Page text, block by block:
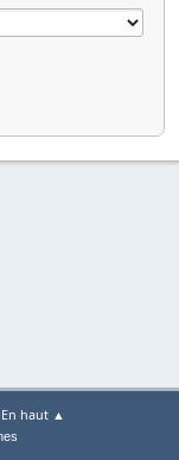
En haut ▲